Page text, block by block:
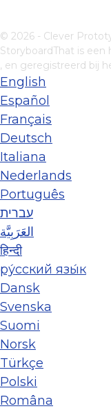
© 2026 - Clever
StoryboardThat is een
, en geregistreerd bij
English
Español
Français
Deutsch
Italiana
Nederlands
Português
עברית
العَرَبِيَّة
हिन्दी
ру́сский язы́к
Dansk
Svenska
Suomi
Norsk
Türkçe
Polski
Româna